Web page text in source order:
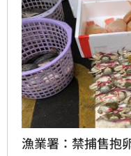
漁業署：禁捕售